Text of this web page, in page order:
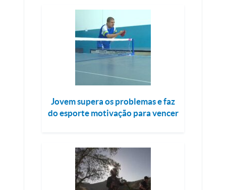
Jovem supera os problemas e faz
do esporte motivação para vencer